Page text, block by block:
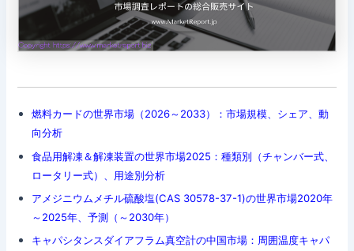
燃料カードの世界市場（2026～2033）：市場規模、シェア、動
向分析
食品用解凍＆解凍装置の世界市場2025：種類別（チャンバー式、
ロータリー式）、用途別分析
アメジニウムメチル硫酸塩(CAS 30578-37-1)の世界市場2020年
～2025年、予測（～2030年）
キャパシタンスダイアフラム真空計の中国市場：周囲温度キャパ